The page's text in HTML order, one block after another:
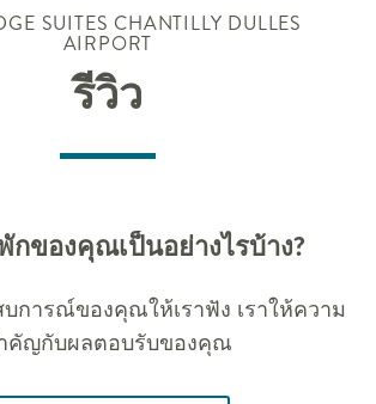
SUITES CHANTILLY DULLES
AIRPORT
รีวิว
กของคุณเป็นอย่างไรบ้าง?
บการณ์ของคุณให้เราฟัง เราให้ความ
คัญกับผลตอบรับของคุณ